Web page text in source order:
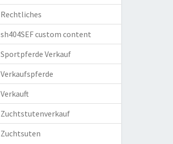
Rechtliches
sh404SEF custom content
Sportpferde Verkauf
Verkaufspferde
Verkauft
Zuchtstutenverkauf
Zuchtsuten